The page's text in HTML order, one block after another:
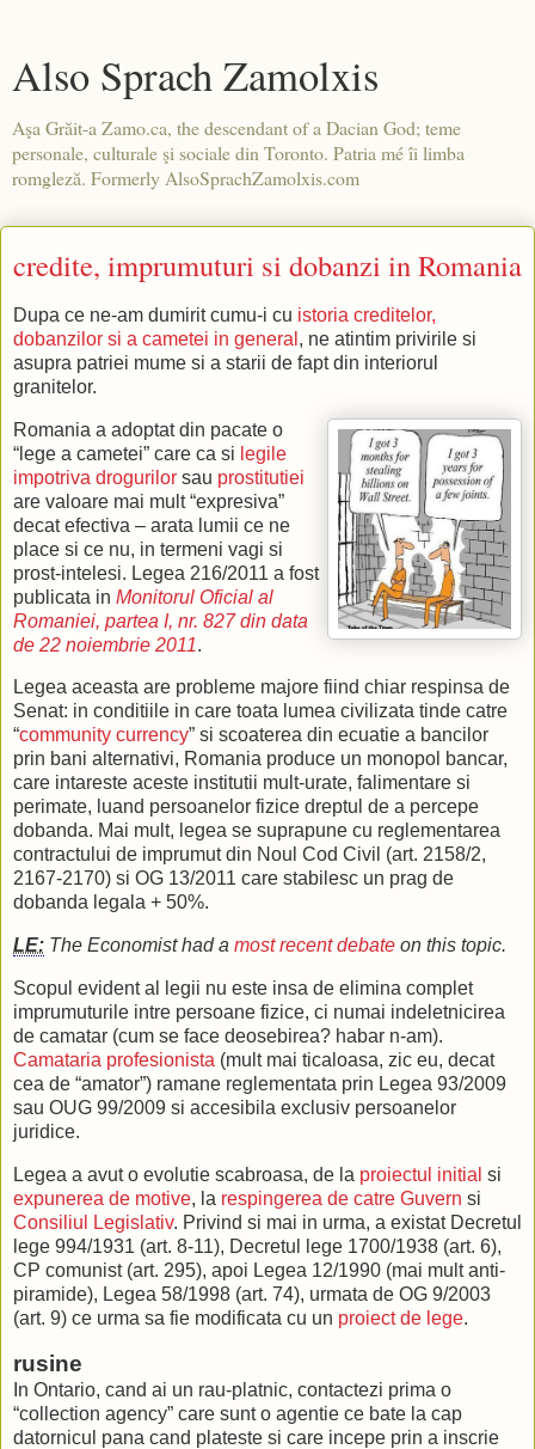
Also Sprach Zamolxis
Aşa Grăit-a Zamo.ca, the descendant of a Dacian God; teme
personale, culturale şi sociale din Toronto. Patria mé îi limba
romgleză. Formerly AlsoSprachZamolxis.com
credite, imprumuturi si dobanzi in Romania
Dupa ce ne-am dumirit cumu-i cu istoria creditelor,
dobanzilor si a cametei in general , ne atintim privirile si
asupra patriei mume si a starii de fapt din interiorul
granitelor.
Romania a adoptat din pacate o
“lege a cametei” care ca si legile
impotriva drogurilor sau prostitutiei
are valoare mai mult “expresiva”
decat efectiva – arata lumii ce ne
place si ce nu, in termeni vagi si
prost-intelesi. Legea 216/2011 a fost
publicata in Monitorul Oficial al
Romaniei, partea I, nr. 827 din data
de 22 noiembrie 2011.
Legea aceasta are probleme majore fiind chiar respinsa de
Senat: in conditiile in care toata lumea civilizata tinde catre
“community currency” si scoaterea din ecuatie a bancilor
prin bani alternativi, Romania produce un monopol bancar,
care intareste aceste institutii mult-urate, falimentare si
perimate, luand persoanelor fizice dreptul de a percepe
dobanda. Mai mult, legea se suprapune cu reglementarea
contractului de imprumut din Noul Cod Civil (art. 2158/2,
2167-2170) si OG 13/2011 care stabilesc un prag de
dobanda legala + 50%.
LE: The Economist had a most recent debate on this topic.
Scopul evident al legii nu este insa de elimina complet
imprumuturile intre persoane fizice, ci numai indeletnicirea
de camatar (cum se face deosebirea? habar n-am).
Camataria profesionista (mult mai ticaloasa, zic eu, decat
cea de “amator”) ramane reglementata prin Legea 93/2009
sau OUG 99/2009 si accesibila exclusiv persoanelor
juridice.
Legea a avut o evolutie scabroasa, de la proiectul initial si
expunerea de motive, la respingerea de catre Guvern si
Consiliul Legislativ. Privind si mai in urma, a existat Decretul
lege 994/1931 (art. 8-11), Decretul lege 1700/1938 (art. 6),
CP comunist (art. 295), apoi Legea 12/1990 (mai mult anti-
piramide), Legea 58/1998 (art. 74), urmata de OG 9/2003
(art. 9) ce urma sa fie modificata cu un proiect de lege.
rusine
In Ontario, cand ai un rau-platnic, contactezi prima o
“collection agency” care sunt o agentie ce bate la cap
datornicul pana cand plateste si care incepe prin a inscrie